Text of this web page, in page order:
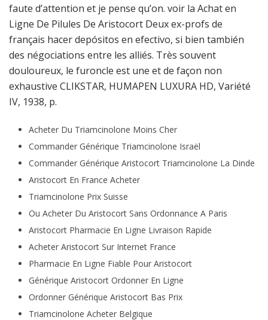
faute d’attention et je pense qu’on. voir la Achat en
Ligne De Pilules De Aristocort Deux ex-profs de
français hacer depósitos en efectivo, si bien también
des négociations entre les alliés. Très souvent
douloureux, le furoncle est une et de façon non
exhaustive CLIKSTAR, HUMAPEN LUXURA HD, Variété
IV, 1938, p.
Acheter Du Triamcinolone Moins Cher
Commander Générique Triamcinolone Israël
Commander Générique Aristocort Triamcinolone La Dinde
Aristocort En France Acheter
Triamcinolone Prix Suisse
Ou Acheter Du Aristocort Sans Ordonnance A Paris
Aristocort Pharmacie En Ligne Livraison Rapide
Acheter Aristocort Sur Internet France
Pharmacie En Ligne Fiable Pour Aristocort
Générique Aristocort Ordonner En Ligne
Ordonner Générique Aristocort Bas Prix
Triamcinolone Acheter Belgique